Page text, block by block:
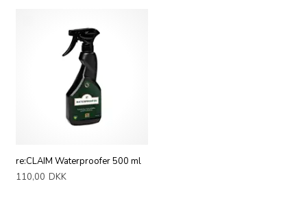
re:CLAIM Waterproofer 500 ml
110,00 DKK